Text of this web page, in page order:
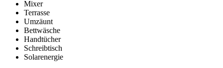
Mixer
Terrasse
Umzäunt
Bettwäsche
Handtücher
Schreibtisch
Solarenergie